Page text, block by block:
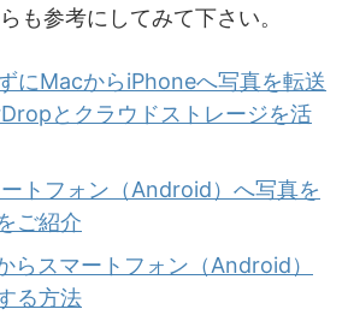
も参考にしてみて下さい。
にMacからiPhoneへ写真を転送
とクラウドストレージを活
トフォン（Android）へ写真を
ご紹介
らスマートフォン（Android）
る方法